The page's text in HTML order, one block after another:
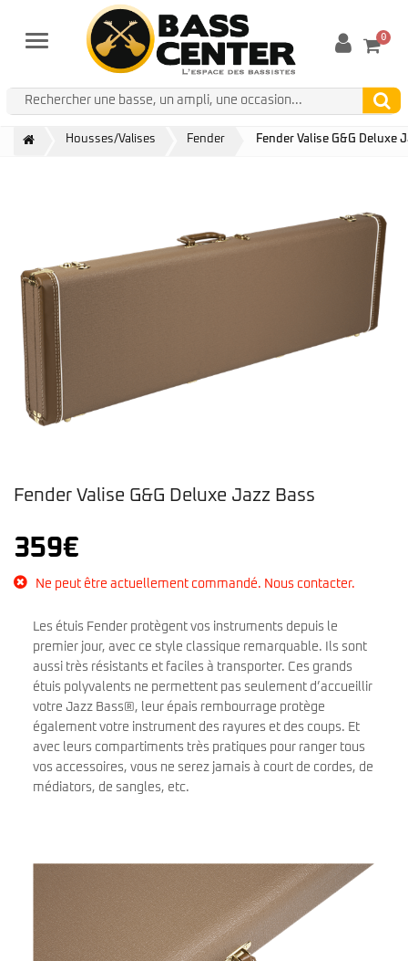
Menu 0
Housses/Valises Fender Fender Valise G&G Deluxe
Fender Valise G&G Deluxe Jazz Bass
359€
Ne peut être actuellement commandé. Nous contacter.
Les étuis Fender protègent vos instruments depuis le
premier jour, avec ce style classique remarquable. Ils sont
aussi très résistants et faciles à transporter. Ces grands
étuis polyvalents ne permettent pas seulement d’accueillir
votre Jazz Bass®, leur épais rembourrage protège
également votre instrument des rayures et des coups. Et
avec leurs compartiments très pratiques pour ranger tous
vos accessoires, vous ne serez jamais à court de cordes, de
médiators, de sangles, etc.